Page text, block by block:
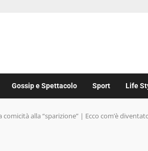
Gossip e Spettacolo Sport Life
alla “sparizione” | Ecco com’è